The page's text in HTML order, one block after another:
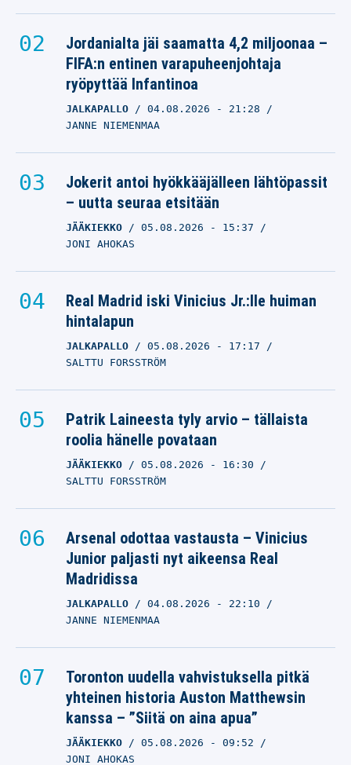
Jordanialta jäi saamatta 4,2 miljoonaa –
FIFA:n entinen varapuheenjohtaja
ryöpyttää Infantinoa
JALKAPALLO 04.08.2026 - 21:28
JANNE NIEMENMAA
Jokerit antoi hyökkääjälleen lähtöpassit
– uutta seuraa etsitään
JÄÄKIEKKO 05.08.2026 - 15:37
JONI AHOKAS
Real Madrid iski Vinicius Jr.:lle huiman
hintalapun
JALKAPALLO 05.08.2026 - 17:17
SALTTU FORSSTRÖM
Patrik Laineesta tyly arvio – tällaista
roolia hänelle povataan
JÄÄKIEKKO 05.08.2026 - 16:30
SALTTU FORSSTRÖM
Arsenal odottaa vastausta – Vinicius
Junior paljasti nyt aikeensa Real
Madridissa
JALKAPALLO 04.08.2026 - 22:10
JANNE NIEMENMAA
Toronton uudella vahvistuksella pitkä
yhteinen historia Auston Matthewsin
kanssa – ”Siitä on aina apua”
JÄÄKIEKKO 05.08.2026 - 09:52
JONI AHOKAS